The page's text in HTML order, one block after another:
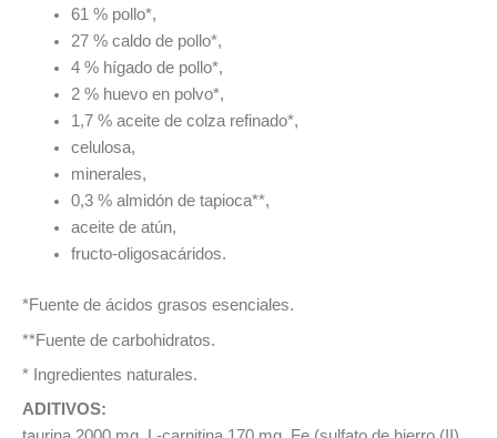
61 % pollo*,
27 % caldo de pollo*,
4 % hígado de pollo*,
2 % huevo en polvo*,
1,7 % aceite de colza refinado*,
celulosa,
minerales,
0,3 % almidón de tapioca**,
aceite de atún,
fructo-oligosacáridos.
*Fuente de ácidos grasos esenciales.
**Fuente de carbohidratos.
* Ingredientes naturales.
ADITIVOS: